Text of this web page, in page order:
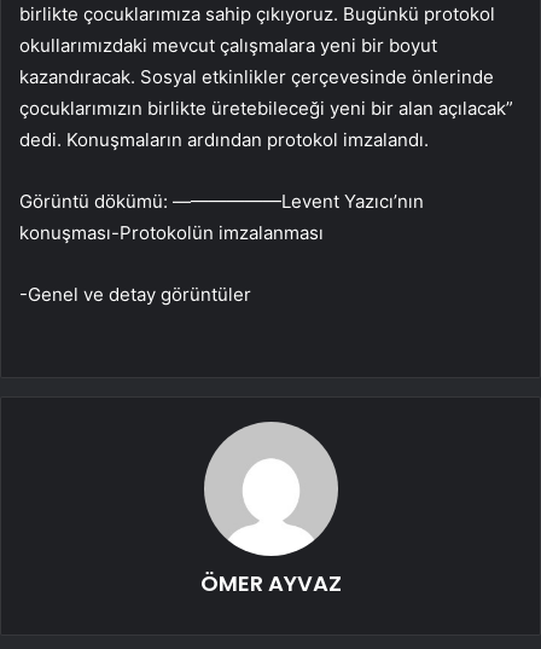
birlikte çocuklarımıza sahip çıkıyoruz. Bugünkü protokol
okullarımızdaki mevcut çalışmalara yeni bir boyut
kazandıracak. Sosyal etkinlikler çerçevesinde önlerinde
çocuklarımızın birlikte üretebileceği yeni bir alan açılacak”
dedi. Konuşmaların ardından protokol imzalandı.
Görüntü dökümü: ——————Levent Yazıcı’nın
konuşması-Protokolün imzalanması
-Genel ve detay görüntüler
ÖMER AYVAZ